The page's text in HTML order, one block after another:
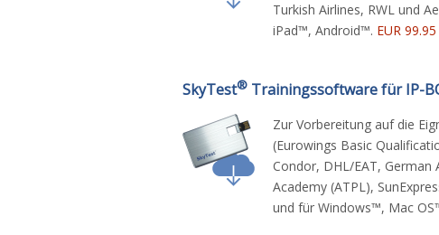
Turkish Airlines, RWL und
iPad™, Android™. EUR 99.95
SkyTest® Trainingssoftware für IP-
Zur Vorbereitung auf die
(Eurowings Basic
Condor, DHL/EAT,
Academy (ATPL),
und für Windows™, Mac